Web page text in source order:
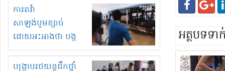
រត់ឌុបហើយ
ការតវ៉ា
សាឡង់បូមខ្សាច់
ដោយអះអាងថា បង្ក
បាក់ច្រាំងទន្លេ និង
រំខានទាំងយប់ទាំងថ្ងៃ
បង្ក្រាបរថយន្តដឹកថ្នាំ
អត្ថបទទ